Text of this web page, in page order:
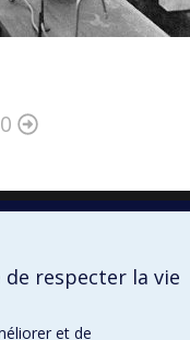
de respecter la vie
et de